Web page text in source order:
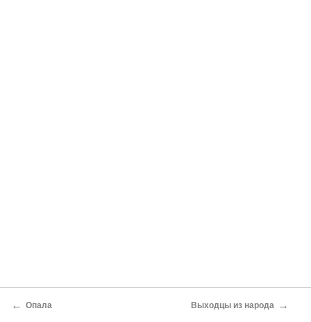
← Опала Выходцы из народа →